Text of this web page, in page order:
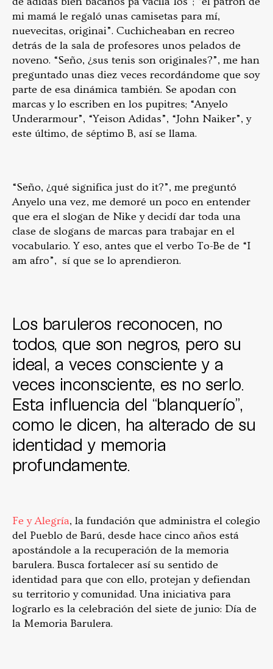
mi mamá le regaló unas camisetas para mí,
nuevecitas, originai”. Cuchicheaban en recreo
detrás de la sala de profesores unos pelados de
noveno. “Seño, ¿sus tenis son originales?”, me han
preguntado unas diez veces recordándome que soy
parte de esa dinámica también. Se apodan con
marcas y lo escriben en los pupitres; “Anyelo
Underarmour”, “Yeison Adidas”, “John Naiker”, y
este último, de séptimo B, así se llama.
“Seño, ¿qué significa just do it?”, me preguntó
Anyelo una vez, me demoré un poco en entender
que era el slogan de Nike y decidí dar toda una
clase de slogans de marcas para trabajar en el
vocabulario. Y eso, antes que el verbo To-Be de “I
am afro”, sí que se lo aprendieron.
Los baruleros reconocen, no
todos, que son negros, pero su
ideal, a veces consciente y a
veces inconsciente, es no serlo.
Esta influencia del “blanquerío”,
como le dicen, ha alterado de su
identidad y memoria
profundamente.
Fe y Alegría, la fundación que administra el colegio
del Pueblo de Barú, desde hace cinco años está
apostándole a la recuperación de la memoria
barulera. Busca fortalecer así su sentido de
identidad para que con ello, protejan y defiendan
su territorio y comunidad. Una iniciativa para
lograrlo es la celebración del siete de junio: Día de
la Memoria Barulera.